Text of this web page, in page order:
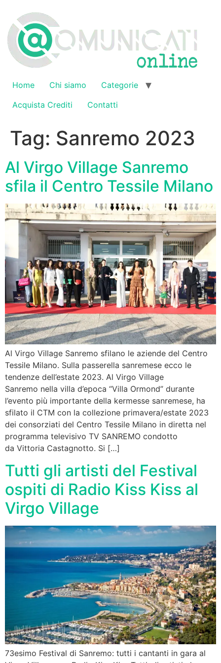
contenuto
Home Chi siamo
Categorie
Acquista Crediti
Contatti
Tag: Sanremo 2023
Al Virgo Village Sanremo
sfila il Centro Tessile Milano
Al Virgo Village Sanremo sfilano le aziende del Centro
Tessile Milano. Sulla passerella sanremese ecco le
tendenze dell’estate 2023. Al Virgo Village
Sanremo nella villa d’epoca “Villa Ormond” durante
l’evento più importante della kermesse sanremese, ha
sfilato il CTM con la collezione primavera/estate 2023
dei consorziati del Centro Tessile Milano in diretta nel
programma televisivo TV SANREMO condotto
da Vittoria Castagnotto. Si […]
Tutti gli artisti del Festival
ospiti di Radio Kiss Kiss al
Virgo Village
73esimo Festival di Sanremo: tutti i cantanti in gara al